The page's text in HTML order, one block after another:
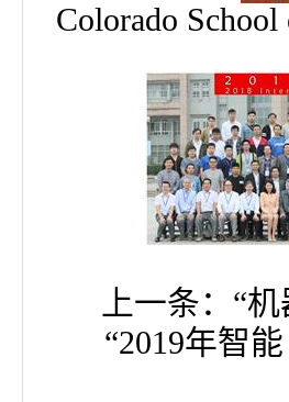
Colorado
上一条： “
“2019年智